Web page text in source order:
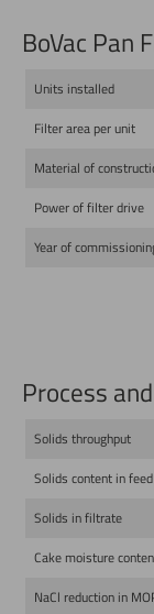
BoVac Pan
Units installed
Filter area per unit
Material of
Power of filter drive
Year of
Process
Solids throughput
Solids content in feed
Solids in filtrate
Cake moisture
NaCl reduction in